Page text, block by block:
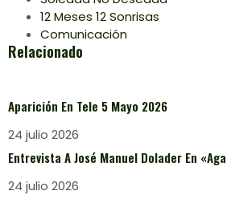
12 Meses 12 Sonrisas
Comunicación
Relacionado
Aparición En Tele 5 Mayo 2026
24 julio 2026
Entrevista A José Manuel Dolader En
24 julio 2026